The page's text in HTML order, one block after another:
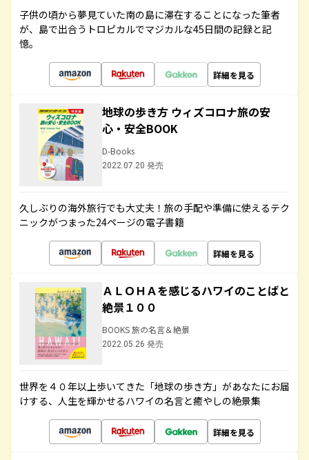
子供の頃から夢見ていた南の島に滞在することになった筆者
が、島で出合うトロピカルでマジカルな45日間の記録と記
憶。
詳細を見る
地球の歩き方 ウィズコロナ旅の安
心・安全BOOK
D-Books
2022.07.20 発売
久しぶりの海外旅行でも大丈夫！旅の手配や準備に使えるテク
ニックがつまった24ページの電子書籍
詳細を見る
ＡＬＯＨＡを感じるハワイのことばと
絶景１００
BOOKS 旅の名言＆絶景
2022.05.26 発売
世界を４０年以上歩いてきた「地球の歩き方」があなたにお届
けする、人生を輝かせるハワイの名言と癒やしの絶景集
詳細を見る